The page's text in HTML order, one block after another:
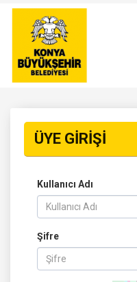
ÜYE GİRİŞİ
Kullanıcı Adı
Şifre